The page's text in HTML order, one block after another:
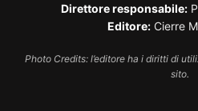
Direttore responsabile:
Editore: Cierre
Photo Credits: l’editore ha i diritti di
sito.